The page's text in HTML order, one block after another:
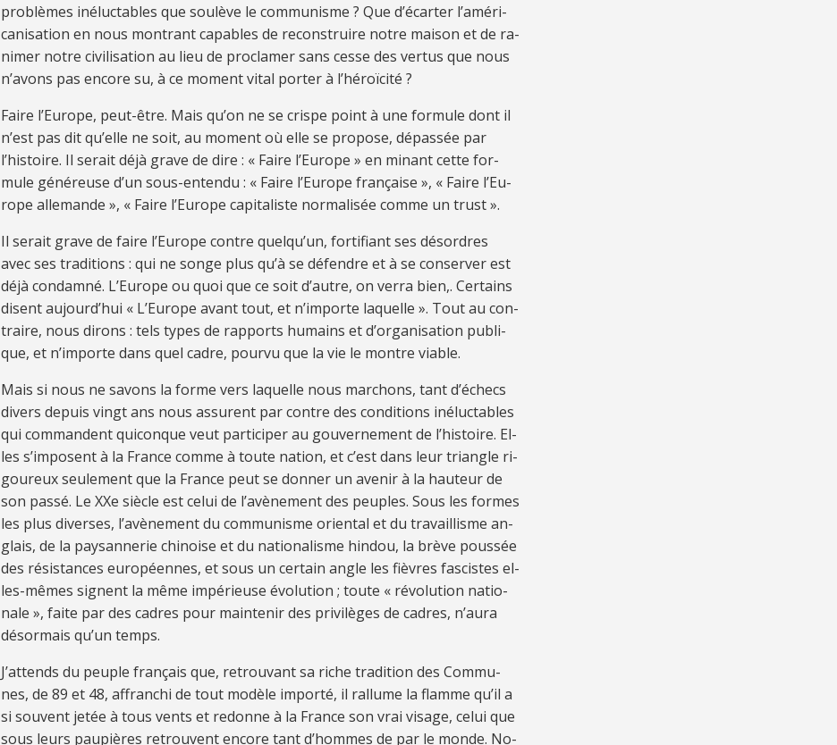
pro­blè­mes iné­luc­ta­bles que sou­lève le com­mu­nisme ? Que d’écar­ter l’amé­ri­
ca­ni­sa­tion en nous mon­trant ca­pa­bles de re­cons­truire no­tre mai­son et de ra­
ni­mer no­tre ci­vi­li­sa­tion au lieu de pro­cla­mer sans cesse des ver­tus que nous
n’avons pas en­core su, à ce mo­ment vi­tal po­rter à l’hé­roï­ci­té ?
Faire l’Eu­rope, peut-être. Mais qu’on ne se crispe point à une for­mule dont il
n’est pas dit qu’elle ne soit, au mo­ment où elle se pro­pose, dé­pas­sée par
l’his­toire. Il se­rait déjà grave de dire : « Faire l’Eu­rope » en mi­nant cette for­
mule gé­né­reuse d’un sous-en­ten­du : « Faire l’Eu­rope fran­çaise », « Faire l’Eu­
rope al­le­mande », « Faire l’Eu­rope ca­pi­ta­liste nor­ma­li­sée comme un trust ».
Il se­rait grave de faire l’Eu­rope con­tre quel­qu’un, for­ti­fiant ses dés­or­dres
avec ses tra­di­tions : qui ne songe plus qu’à se dé­fen­dre et à se con­ser­ver est
déjà con­dam­né. L’Eu­rope ou quoi que ce soit d’au­tre, on ver­ra bien,. Cer­tains
di­sent au­jourd’hui « L’Eu­rope avant tout, et n’im­porte la­quelle ». Tout au con­
traire, nous di­rons : tels ty­pes de rap­ports hu­mains et d’or­ga­ni­sa­tion pu­bli­
que, et n’im­porte dans quel ca­dre, pour­vu que la vie le mon­tre viable.
Mais si nous ne sa­vons la forme vers la­quelle nous mar­chons, tant d’échecs
di­vers de­puis vingt ans nous as­su­rent par con­tre des con­di­tions iné­luc­ta­bles
qui com­man­dent qui­con­que veut par­ti­ci­per au gou­ver­ne­ment de l’his­toire. El­
les s’im­po­sent à la France comme à toute na­tion, et c’est dans leur trian­gle ri­
gou­reux seu­le­ment que la France peut se don­ner un ave­nir à la hau­teur de
son pas­sé. Le XXe siè­cle est ce­lui de l’avè­ne­ment des peu­ples. Sous les for­mes
les plus di­ver­ses, l’avè­ne­ment du com­mu­nisme orien­tal et du tra­vaillisme an­
glais, de la pay­san­ne­rie chi­noise et du na­tio­na­lisme hin­dou, la brève pous­sée
des ré­sis­tan­ces eu­ro­péen­nes, et sous un cer­tain an­gle les fiè­vres fa­scis­tes el­
les-mê­mes si­gnent la même im­pé­rieuse évo­lu­tion ; toute « ré­vo­lu­tion na­tio­
nale », faite par des ca­dres pour main­te­nir des pri­vi­lè­ges de ca­dres, n’au­ra
dé­sor­mais qu’un temps.
J’at­tends du peu­ple fran­çais que, re­trou­vant sa ri­che tra­di­tion des Com­mu­
nes, de 89 et 48, af­fran­chi de tout mo­dèle im­por­té, il ral­lume la flamme qu’il a
si sou­vent je­tée à tous vents et re­donne à la France son vrai vi­sage, ce­lui que
sous leurs pau­piè­res re­trou­vent en­core tant d’hom­mes de par le monde. No­